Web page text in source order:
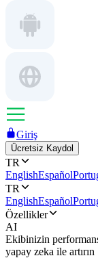
Giriş
Ücretsiz Kaydol
TR
EnglishEspañol
TR
EnglishEspañol
Özellikler
AI
Ekibinizin
yapay zeka ile artırın